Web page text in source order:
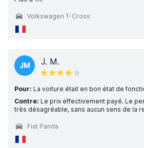
Volkswagen T-Cross
JM J. M.
Pour: La voiture était en bon état de
Contre: Le prix effectivement payé. Le
très désagréable, sans aucun sens de la
Fiat Panda